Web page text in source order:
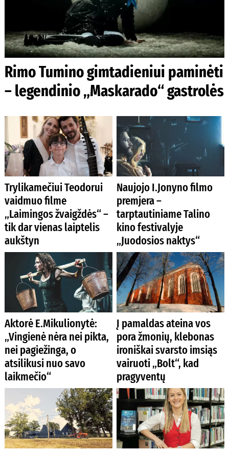
Rimo Tumino gimtadieniui paminėti
– legendinio „Maskarado“ gastrolės
Trylikamečiui Teodorui
vaidmuo filme
„Laimingos žvaigždės“ –
tik dar vienas laiptelis
aukštyn
Naujojo I.Jonyno filmo
premjera –
tarptautiniame Talino
kino festivalyje
„Juodosios naktys“
Aktorė E.Mikulionytė:
„Vingienė nėra nei pikta,
nei pagiežinga, o
atsilikusi nuo savo
laikmečio“
Į pamaldas ateina vos
pora žmonių, klebonas
ironiškai svarsto imsiąs
vairuoti „Bolt“, kad
pragyventų